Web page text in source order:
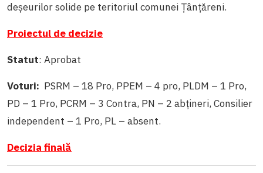
deșeurilor solide pe teritoriul comunei Țânțăreni.
Proiectul de decizie
Statut: Aprobat
Voturi: PSRM – 18 Pro, PPEM – 4 pro, PLDM – 1 Pro,
PD – 1 Pro, PCRM – 3 Contra, PN – 2 abțineri, Consilier
independent – 1 Pro, PL – absent.
Decizia finală